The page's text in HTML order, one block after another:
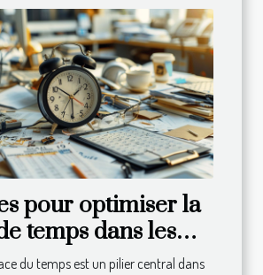
pour optimiser la
temps dans les
du temps est un pilier central dans